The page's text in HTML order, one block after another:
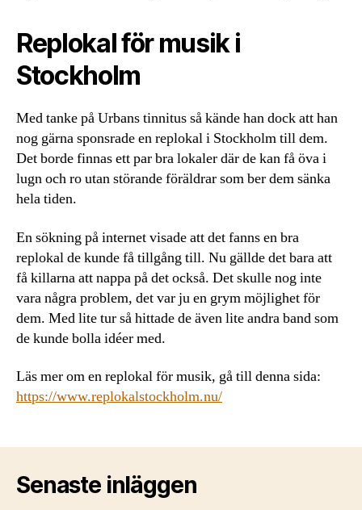
Replokal för musik i
Stockholm
Med tanke på Urbans tinnitus så kände han dock att han
nog gärna sponsrade en replokal i Stockholm till dem.
Det borde finnas ett par bra lokaler där de kan få öva i
lugn och ro utan störande föräldrar som ber dem sänka
hela tiden.
En sökning på internet visade att det fanns en bra
replokal de kunde få tillgång till. Nu gällde det bara att
få killarna att nappa på det också. Det skulle nog inte
vara några problem, det var ju en grym möjlighet för
dem. Med lite tur så hittade de även lite andra band som
de kunde bolla idéer med.
Läs mer om en replokal för musik, gå till denna sida:
https://www.replokalstockholm.nu/
Senaste inläggen